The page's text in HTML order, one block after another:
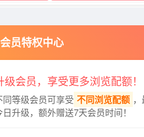
会员特权中心
级会员，享受更多浏览配额！
同等级会员可享受 不同浏览配额
日升级，额外赠送7天会员时间！